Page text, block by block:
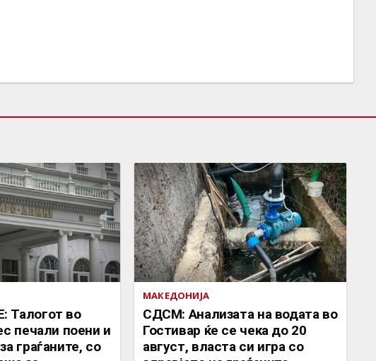
во
печали поени и
граѓаните, со
МАКЕДОНИЈА
СДСМ: Анализата на водата во
Гостивар ќе се чека до 20
август, власта си игра со